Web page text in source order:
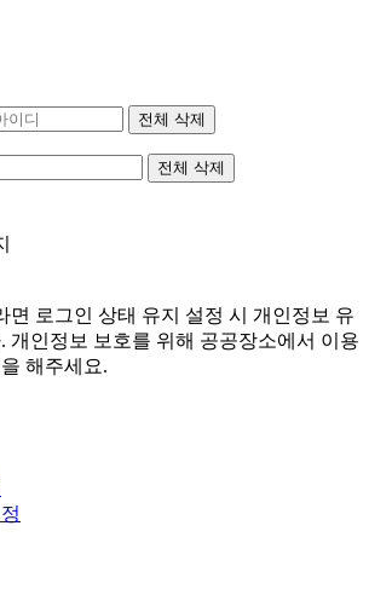
전체 삭제
전체 삭제
면 로그인 상태 유지 설정 시 개인정보 유
개인정보 보호를 위해 공공장소에서 이용
해주세요.